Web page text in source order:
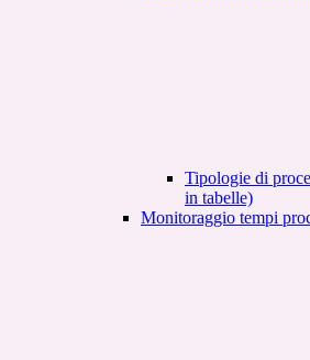
Tipologie di
in tabelle)
Monitoraggio tempi